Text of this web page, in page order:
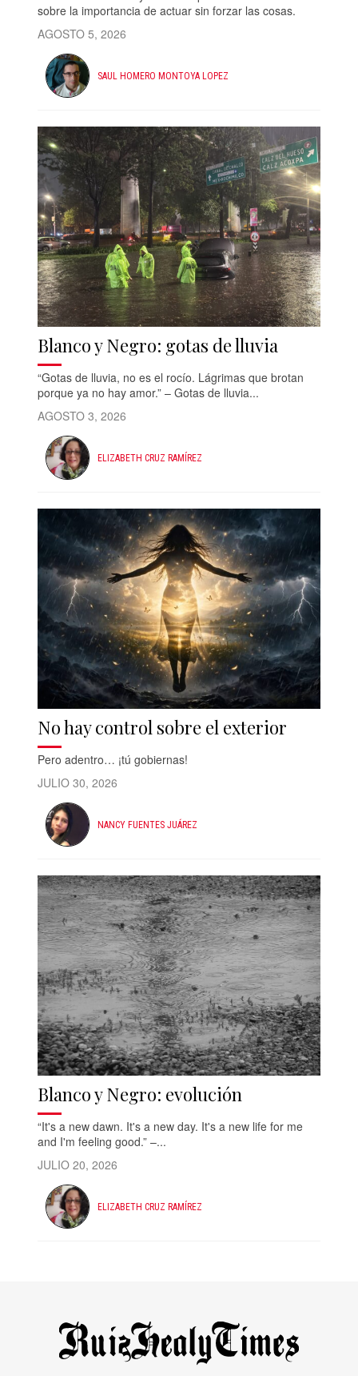
sobre la importancia de actuar sin forzar las cosas.
AGOSTO 5, 2026
SAUL HOMERO MONTOYA LOPEZ
Blanco y Negro: gotas de lluvia
“Gotas de lluvia, no es el rocío. Lágrimas que brotan
porque ya no hay amor.” – Gotas de lluvia...
AGOSTO 3, 2026
ELIZABETH CRUZ RAMÍREZ
No hay control sobre el exterior
Pero adentro… ¡tú gobiernas!
JULIO 30, 2026
NANCY FUENTES JUÁREZ
Blanco y Negro: evolución
“It's a new dawn. It's a new day. It's a new life for me
and I'm feeling good.” –...
JULIO 20, 2026
ELIZABETH CRUZ RAMÍREZ